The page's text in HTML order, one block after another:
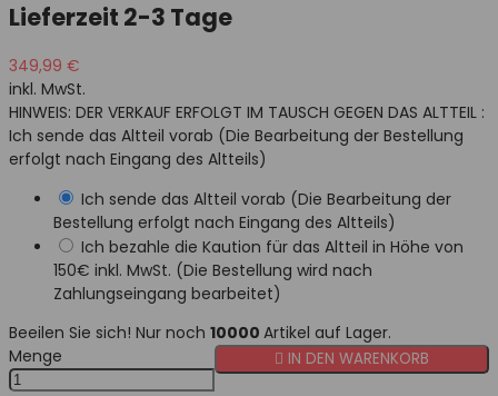
Lieferzeit 2-3 Tage
349,99 €
inkl. MwSt.
HINWEIS: DER VERKAUF ERFOLGT IM TAUSCH GEGEN DAS ALTTEIL :
Ich sende das Altteil vorab (Die Bearbeitung der Bestellung
erfolgt nach Eingang des Altteils)
Ich sende das Altteil vorab (Die Bearbeitung der
Bestellung erfolgt nach Eingang des Altteils)
Ich bezahle die Kaution für das Altteil in Höhe von
150€ inkl. MwSt. (Die Bestellung wird nach
Zahlungseingang bearbeitet)
Beeilen Sie sich! Nur noch 10000 Artikel auf Lager.
Menge
 IN DEN WARENKORB